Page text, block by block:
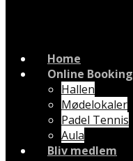
Home
Online Booking
Hallen
Mødelokaler
Padel Tennis
Aula
Bliv medlem